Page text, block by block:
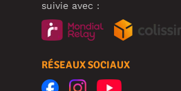
suivie avec :
RÉSEAUX SOCIAUX